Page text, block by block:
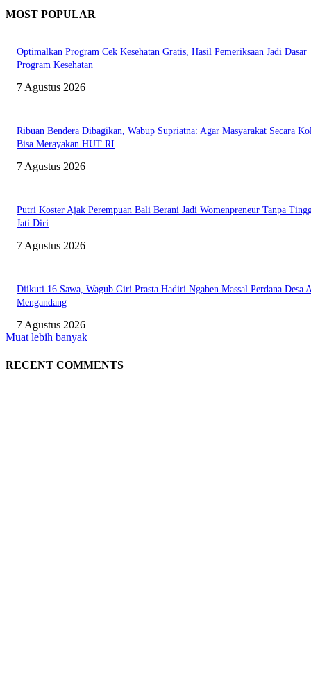
MOST POPULAR
Optimalkan Program Cek Kesehatan Gratis, Hasil Pemeriksaan Jadi Dasar
Program Kesehatan
7 Agustus 2026
Ribuan Bendera Dibagikan, Wabup Supriatna: Agar Masyarakat Secara
Bisa Merayakan HUT RI
7 Agustus 2026
Putri Koster Ajak Perempuan Bali Berani Jadi Womenpreneur Tanpa
Jati Diri
7 Agustus 2026
Diikuti 16 Sawa, Wagub Giri Prasta Hadiri Ngaben Massal Perdana Desa
Mengandang
7 Agustus 2026
Muat lebih banyak
RECENT COMMENTS